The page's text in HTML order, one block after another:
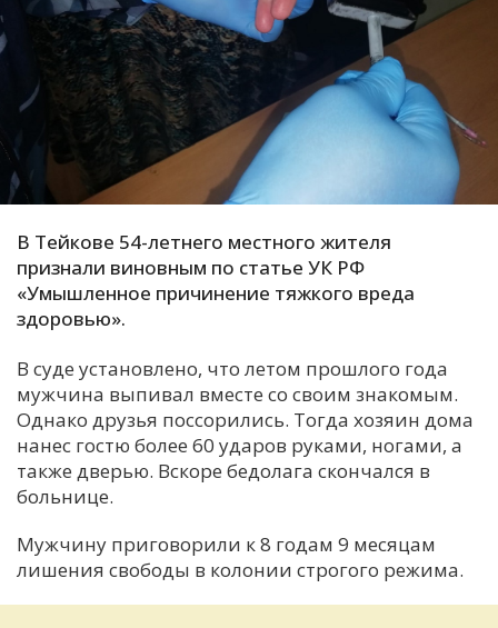
Е
И
К
М
Н
С
Т
У
Х
Ч
В Тейкове 54-летнего местного жителя
признали виновным по статье УК РФ
«Умышленное причинение тяжкого вреда
здоровью».
В суде установлено, что летом прошлого года
мужчина выпивал вместе со своим знакомым.
Однако друзья поссорились. Тогда хозяин дома
нанес гостю более 60 ударов руками, ногами, а
также дверью. Вскоре бедолага скончался в
больнице.
Мужчину приговорили к 8 годам 9 месяцам
лишения свободы в колонии строгого режима.